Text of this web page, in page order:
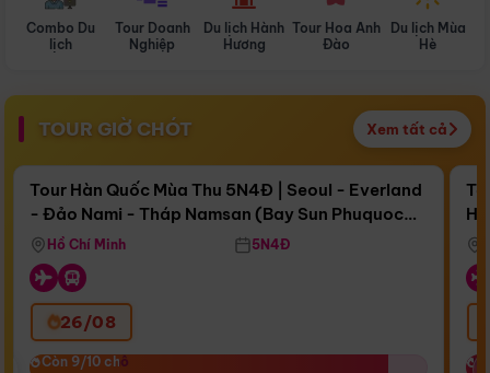
Combo Du
lịch
Tour Doanh
Nghiệp
Du lịch Hành
Hương
Tour Hoa Anh
Đào
Du lịch Mùa
Hè
TOUR GIỜ CHÓT Xem tất cả
Còn17 ngày 06:04:55
Bay Sun Phuquoc Airways
Điểm nổi bật
Tour Hàn Quốc Mùa Thu 5N4Đ | Seoul - Everland
- Đảo Nami - Tháp Namsan (Bay Sun Phuquoc
Airways)
Hồ Chí Minh 5N4Đ
26/08
Còn 9/10 chỗ
Còn 9/10 chỗ